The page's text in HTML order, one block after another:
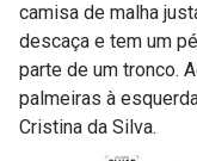
camisa de malha
descaça e tem um
parte de um tronco.
palmeiras à
Cristina da Silva.